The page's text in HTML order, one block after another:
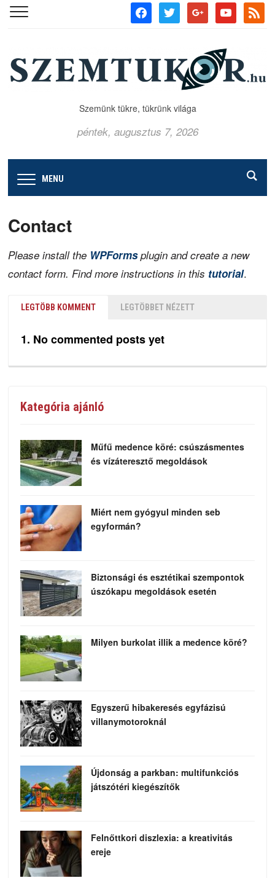
facebooktwitter google youtube rss
Szemünk tükre, tükrünk világa
péntek, augusztus 7, 2026
MENU
Contact
Please install the WPFormsplugin and create a new
contact form. Find more instructions in this tutorial.
LEGTÖBB KOMMENT LEGTÖBBET NÉZETT
No commented posts yet
Kategória ajánló
Műfű medence köré: csúszásmentes
és vízáteresztő megoldások
Miért nem gyógyul minden seb
egyformán?
Biztonsági és esztétikai szempontok
úszókapu megoldások esetén
Milyen burkolat illik a medence köré?
Egyszerű hibakeresés egyfázisú
villanymotoroknál
Újdonság a parkban: multifunkciós
játszótéri kiegészítők
Felnőttkori diszlexia: a kreativitás
ereje